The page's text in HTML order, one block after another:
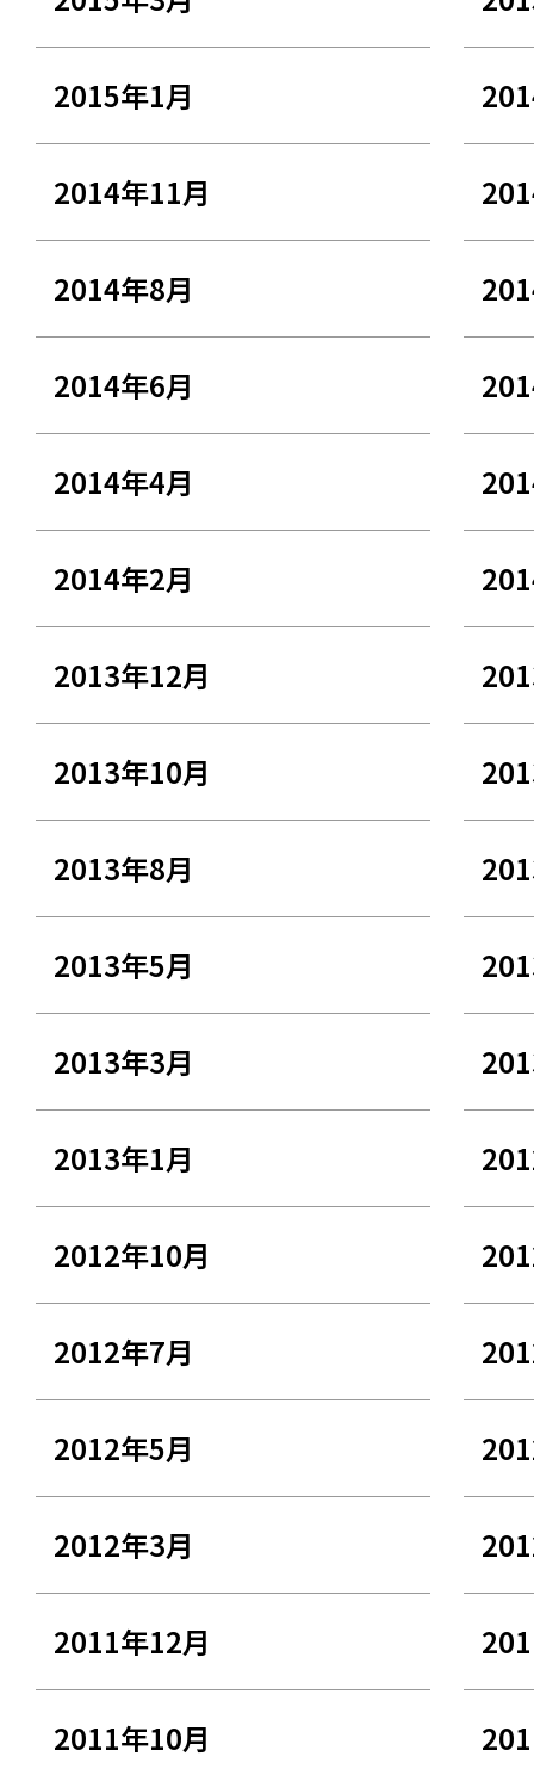
2015年1月
2014年11月
2014年8月
2014年6月
2014年4月
2014年2月
2013年12月
2013年10月
2013年8月
2013年5月
2013年3月
2013年1月
2012年10月
2012年7月
2012年5月
2012年3月
2011年12月
2011年10月